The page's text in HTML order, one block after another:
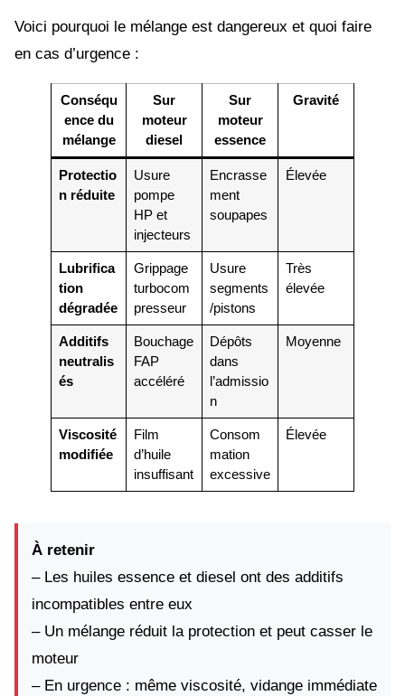
Voici pourquoi le mélange est dangereux et quoi faire
en cas d’urgence :
Conséqu
ence du
mélange
Sur
moteur
diesel
Sur
moteur
essence
Gravité
Protectio
n réduite
Usure
pompe
HP et
injecteurs
Encrasse
ment
soupapes
Élevée
Lubrifica
tion
dégradée
Grippage
turbocom
presseur
Usure
segments
/pistons
Très
élevée
Additifs
neutralis
és
Bouchage
FAP
accéléré
Dépôts
dans
l’admissio
n
Moyenne
Viscosité
modifiée
Film
d’huile
insuffisant
Consom
mation
excessive
Élevée
À retenir
– Les huiles essence et diesel ont des additifs
incompatibles entre eux
– Un mélange réduit la protection et peut casser le
moteur
– En urgence : même viscosité, vidange immédiate